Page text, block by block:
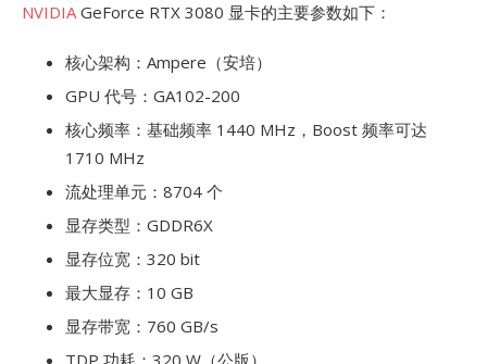
NVIDIAGeForce RTX 3080 显卡的主要参数如下：
核心架构：Ampere（安培）
GPU 代号：GA102-200
核心频率：基础频率 1440 MHz，Boost 频率可达
1710 MHz
流处理单元：8704 个
显存类型：GDDR6X
显存位宽：320 bit
最大显存：10 GB
显存带宽：760 GB/s
TDP 功耗：320 W（公版）